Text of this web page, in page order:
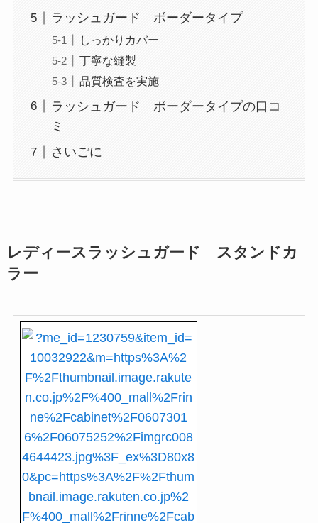
ラッシュガード ボーダータイプ
しっかりカバー
丁寧な縫製
品質検査を実施
ラッシュガード ボーダータイプの口コ
ミ
さいごに
レディースラッシュガード スタンドカ
ラー